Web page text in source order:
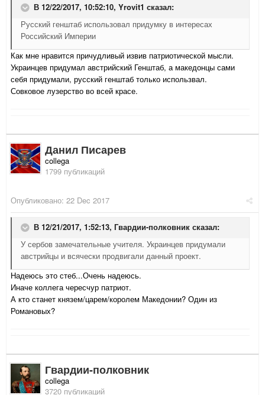
В 12/22/2017, 10:52:10, Yrovit1 сказал:
Русский генштаб использовал придумку в интересах
Российский Империи
Как мне нравится причудливый извив патриотической мысли.
Украинцев придумал австрийский Генштаб, а македонцы сами
себя придумали, русский генштаб только использвал.
Совковое лузерство во всей красе.
Данил Писарев
collega
1799 публикаций
Опубликовано: 22 Dec 2017
В 12/21/2017, 1:52:13, Гвардии-полковник сказал:
У сербов замечательные учителя. Украинцев придумали
австрийцы и всячески продвигали данный проект.
Надеюсь это стеб...Очень надеюсь.
Иначе коллега чересчур патриот.
А кто станет князем/царем/королем Македонии? Один из
Романовых?
Гвардии-полковник
collega
3720 публикаций